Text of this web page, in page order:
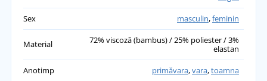
Sex
masculin,feminin
Material
72% viscoză (bambus) / 25% poliester / 3%
elastan
Anotimp
primăvara,vara,toamna